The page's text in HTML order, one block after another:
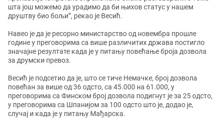
шта још можемо да урадимо да би њихов статус у нашем
друштву био бољи”, рекао је Весић.
Навео је да је ресорно министарство од новембра прошле
године у преговорима са више различитих држава постигло
значајне резултате када је у питању повећање броја дозвола
за друмски превоз.
Весић је подсетио да је, што се тиче Немачке, број дозвола
повећан за више од 36 одсто, са 45.000 на 61.000, у
преговорима са Финском број дозвола подигнут је за 25 одсто,
у преговорима са Шпанијом за 100 одсто што је, додао је,
случај и када је у питању Мађарска.